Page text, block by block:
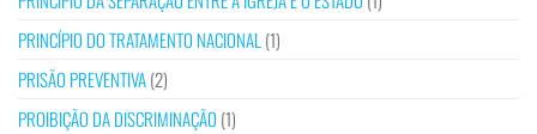
PRINCÍPIO DO TRATAMENTO NACIONAL (1)
PRISÃO PREVENTIVA(2)
PROIBIÇÃO DA DISCRIMINAÇÃO (1)